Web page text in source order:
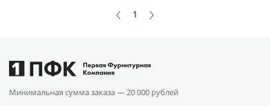
1
Минимальная сумма заказа —20 000 рублей